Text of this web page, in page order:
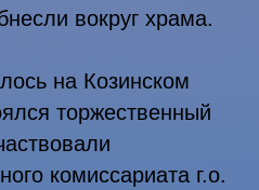
вокруг храма.
на Козинском
торжественный
комиссариата г.о.